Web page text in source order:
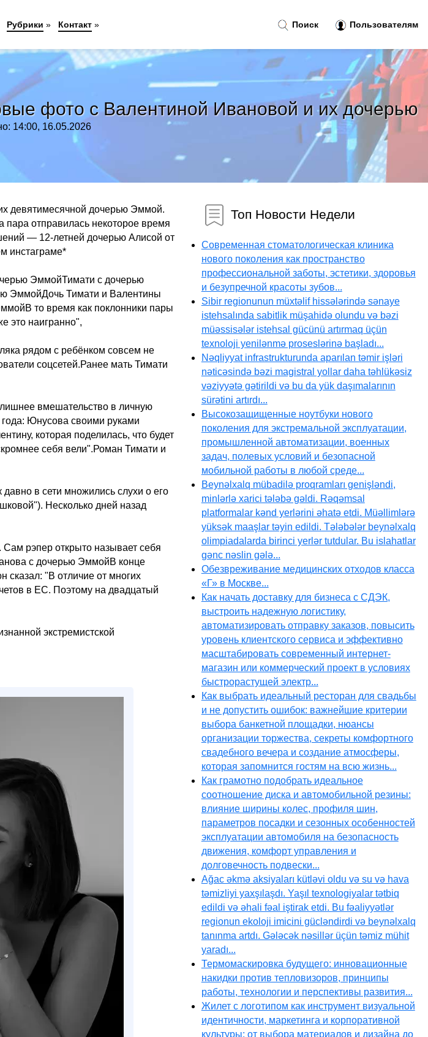
фото с Валентиной Ивановой и их дочерью
14:00, 16.05.2026
девятимесячной дочерью Эммой.
отправилась некоторое время
— 12-летней дочерью Алисой от
инстаграме*
ЭммойТимати с дочерью
ЭммойДочь Тимати и Валентины
то время как поклонники пары
это наигранно",
рядом с ребёнком совсем не
соцсетей.Ранее мать Тимати
вмешательство в личную
года: Юнусова своими руками
которая поделилась, что будет
себя вели".Роман Тимати и
в сети множились слухи о его
Несколько дней назад
Сам рэпер открыто называет себя
с дочерью ЭммойВ конце
сказал: "В отличие от многих
в ЕС. Поэтому на двадцатый
экстремистской
Топ Новости Недели
Современная стоматологическая клиника
нового поколения как пространство
профессиональной заботы, эстетики, здоровья
и безупречной красоты зубов...
Sibir regionunun müxtəlif hissələrində sənaye
istehsalında sabitlik müşahidə olundu və bəzi
müəssisələr istehsal gücünü artırmaq üçün
texnoloji yenilənmə proseslərinə başladı...
Nəqliyyat infrastrukturunda aparılan təmir işləri
nəticəsində bəzi magistral yollar daha təhlükəsiz
vəziyyətə gətirildi və bu da yük daşımalarının
sürətini artırdı...
Высокозащищенные ноутбуки нового
поколения для экстремальной эксплуатации,
промышленной автоматизации, военных
задач, полевых условий и безопасной
мобильной работы в любой среде...
Beynəlxalq mübadilə proqramları genişləndi,
minlərlə xarici tələbə gəldi. Rəqəmsal
platformalar kənd yerlərini əhatə etdi. Müəllimlərə
yüksək maaşlar təyin edildi. Tələbələr beynəlxalq
olimpiadalarda birinci yerlər tutdular. Bu islahatlar
gənc nəslin gələ...
Обезвреживание медицинских отходов класса
«Г» в Москве...
Как начать доставку для бизнеса с СДЭК,
выстроить надежную логистику,
автоматизировать отправку заказов, повысить
уровень клиентского сервиса и эффективно
масштабировать современный интернет-
магазин или коммерческий проект в условиях
быстрорастущей электр...
Как выбрать идеальный ресторан для свадьбы
и не допустить ошибок: важнейшие критерии
выбора банкетной площадки, нюансы
организации торжества, секреты комфортного
свадебного вечера и создание атмосферы,
которая запомнится гостям на всю жизнь...
Как грамотно подобрать идеальное
соотношение диска и автомобильной резины:
влияние ширины колес, профиля шин,
параметров посадки и сезонных особенностей
эксплуатации автомобиля на безопасность
движения, комфорт управления и
долговечность подвески...
Ağac əkmə aksiyaları kütləvi oldu və su və hava
təmizliyi yaxşılaşdı. Yaşıl texnologiyalar tətbiq
edildi və əhali fəal iştirak etdi. Bu fəaliyyətlər
regionun ekoloji imicini gücləndirdi və beynəlxalq
tanınma artdı. Gələcək nəsillər üçün təmiz mühit
yaradı...
Термомаскировка будущего: инновационные
накидки против тепловизоров, принципы
работы, технологии и перспективы развития...
Жилет с логотипом как инструмент визуальной
идентичности, маркетинга и корпоративной
культуры: от выбора материалов и дизайна до
Поиск Пользователям
Рубрики » Контакт »